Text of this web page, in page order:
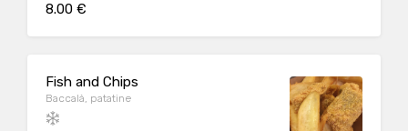
8.00 €
Fish and Chips
Baccalà, patatine